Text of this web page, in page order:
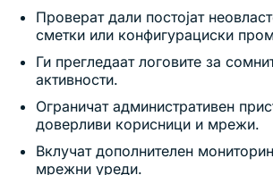
Проверат дали постојат
сметки или конфигурациски
Ги прегледаат логовите за
активности.
Ограничат административен
доверливи корисници и мрежи.
Вклучат дополнителен
мрежни уреди.